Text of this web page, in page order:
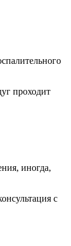
проходит
иногда,
с